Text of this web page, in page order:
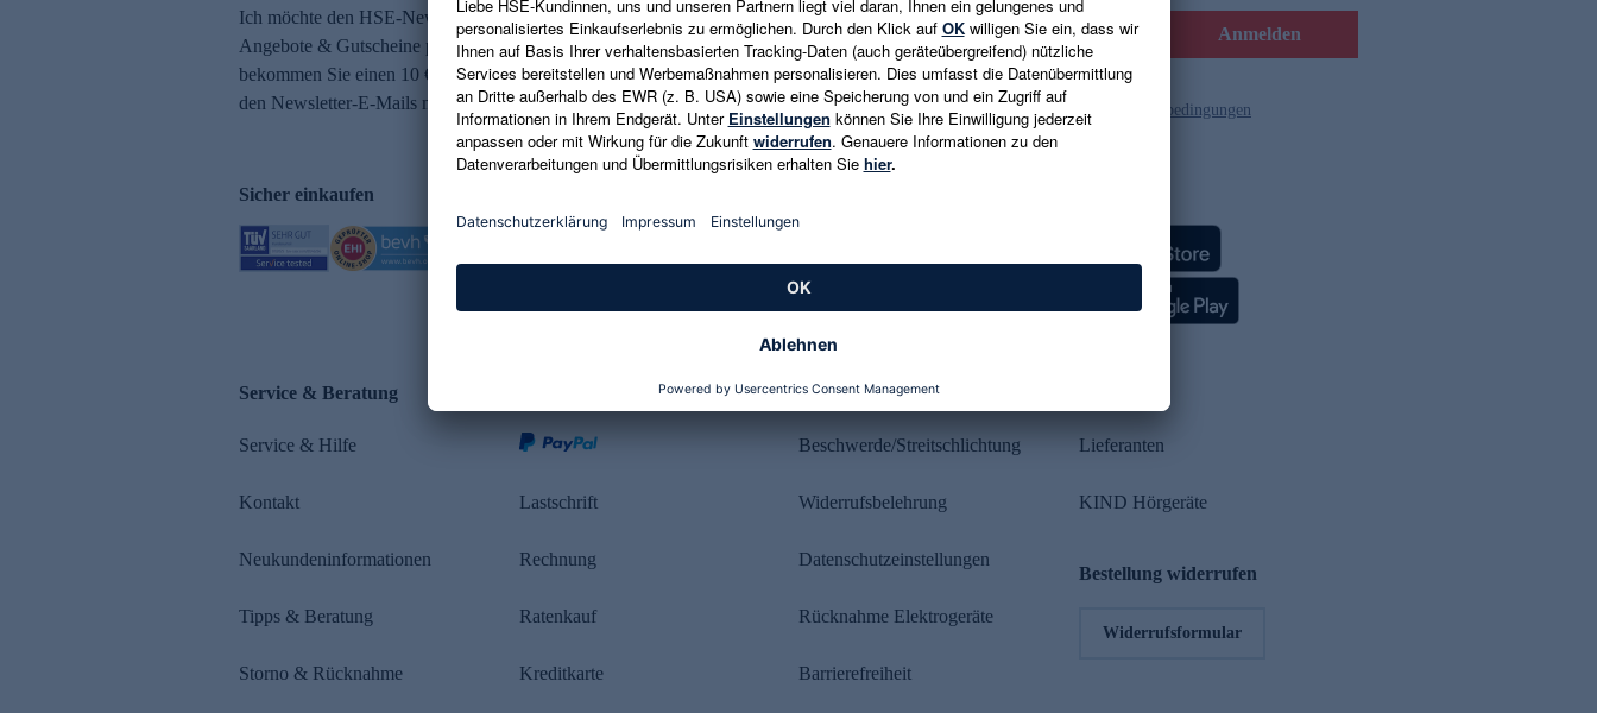
Ich möchte den HSE-Newsletter abonnieren und aktuelle Trends,
Angebote & Gutscheine per E-Mail erhalten. Als Dankeschön
bekommen Sie einen 10 € Gutschein. Eine Abmeldung ist jederzeit in
den Newsletter-E-Mails möglich.
E-Mail-Adresse eingeben Anmelden
Es gelten die Datenschutzrichtlinien und die Gutscheinbedingungen
Sicher einkaufen
Service & Beratung
Service & Hilfe
Kontakt
Neukundeninformationen
Tipps & Beratung
Storno & Rücknahme
Lastschrift
Rechnung
Ratenkauf
Kreditkarte
Rechtliches
Beschwerde/Streitschlichtung
Widerrufsbelehrung
Datenschutzeinstellungen
Rücknahme Elektrogeräte
Barrierefreiheit
Lieferanten
KIND Hörgeräte
Bestellung widerrufen
Widerrufsformular